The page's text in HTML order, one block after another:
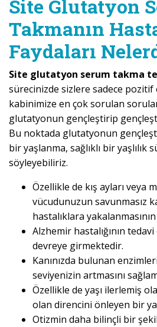
Site Glutatyon
Takmanın
Faydaları
Site glutatyon serum takma
sürecinizde sizlere sadece pozitif
kabinimize en çok sorulan
glutatyonun gençleştirip
Bu noktada glutatyonun
bir yaşlanma, sağlıklı bir yaşlılık
söyleyebiliriz.
Özellikle de kış ayları veya
vücudunuzun savunmasız
hastalıklara
Alzhemir hastalığının
devreye girmektedir.
Kanınızda bulunan
seviyenizin artmasını
Özellikle de yaşı ilerlemiş
olan direncini önleyen bir
Otizmin daha bilinçli bir